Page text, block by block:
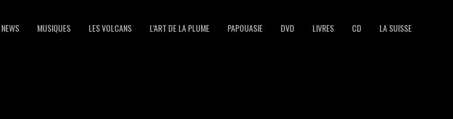
MUSIQUES LES VOLCANS L’ART DE LA PLUME PAPOUASIE DVD LIVRES CD LA SUISSE